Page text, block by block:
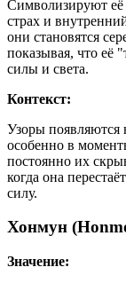
Символизируют
страх и
они становятся
показывая, что её
силы и света.
Контекст:
Узоры появляются
особенно в
постоянно их
когда она
силу.
Хонмун
Значение: